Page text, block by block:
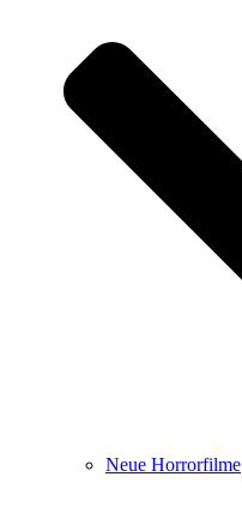
Neue Horrorfilme